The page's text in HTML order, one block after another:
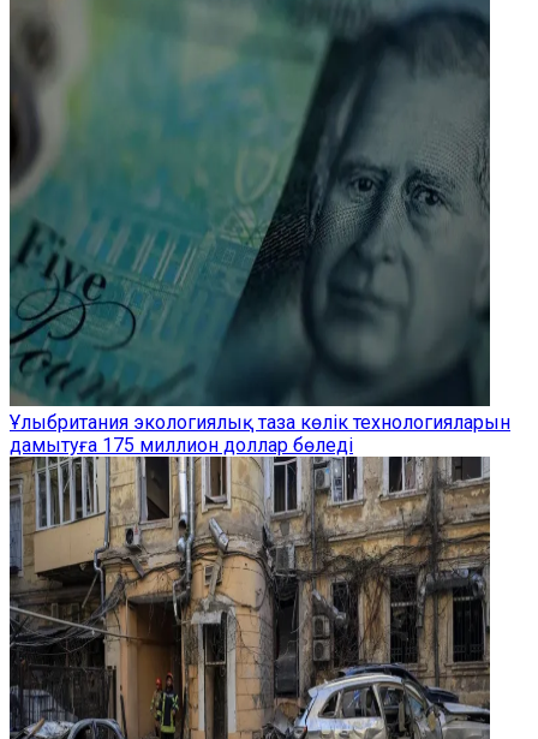
Ұлыбритания экологиялық таза көлік технологияларын
дамытуға 175 миллион доллар бөледі